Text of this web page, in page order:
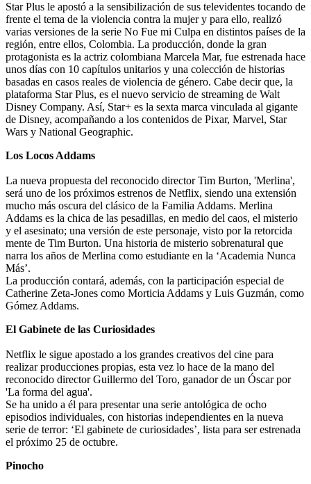
Star Plus le apostó a la sensibilización de sus televidentes tocando de
frente el tema de la violencia contra la mujer y para ello, realizó
varias versiones de la serie No Fue mi Culpa en distintos países de la
región, entre ellos, Colombia. La producción, donde la gran
protagonista es la actriz colombiana Marcela Mar, fue estrenada hace
unos días con 10 capítulos unitarios y una colección de historias
basadas en casos reales de violencia de género. Cabe decir que, la
plataforma Star Plus, es el nuevo servicio de streaming de Walt
Disney Company. Así, Star+ es la sexta marca vinculada al gigante
de Disney, acompañando a los contenidos de Pixar, Marvel, Star
Wars y National Geographic.
Los Locos Addams
La nueva propuesta del reconocido director Tim Burton, 'Merlina',
será uno de los próximos estrenos de Netflix, siendo una extensión
mucho más oscura del clásico de la Familia Addams. Merlina
Addams es la chica de las pesadillas, en medio del caos, el misterio
y el asesinato; una versión de este personaje, visto por la retorcida
mente de Tim Burton. Una historia de misterio sobrenatural que
narra los años de Merlina como estudiante en la ‘Academia Nunca
Más’.
La producción contará, además, con la participación especial de
Catherine Zeta-Jones como Morticia Addams y Luis Guzmán, como
Gómez Addams.
El Gabinete de las Curiosidades
Netflix le sigue apostado a los grandes creativos del cine para
realizar producciones propias, esta vez lo hace de la mano del
reconocido director Guillermo del Toro, ganador de un Óscar por
'La forma del agua'.
Se ha unido a él para presentar una serie antológica de ocho
episodios individuales, con historias independientes en la nueva
serie de terror: ‘El gabinete de curiosidades’, lista para ser estrenada
el próximo 25 de octubre.
Pinocho